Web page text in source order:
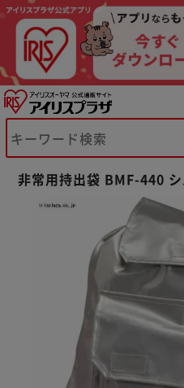
非常用持出袋 BMF-440
※ご確認ください
カートに入れる